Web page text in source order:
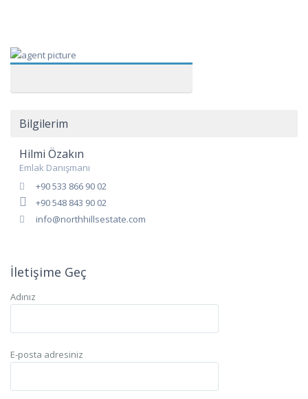
Bilgilerim
Hilmi Özakın
Emlak Danışmanı
+90 533 866 90 02
+90 548 843 90 02
info@northhillsestate.com
İletişime Geç
Adınız
E-posta adresiniz